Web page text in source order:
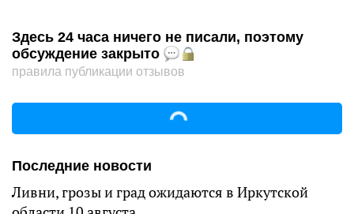
Здесь 24 часа ничего не писали, поэтому
обсуждение закрыто
правила публикации отзывов
Последние новости
Ливни, грозы и град ожидаются в Иркутской